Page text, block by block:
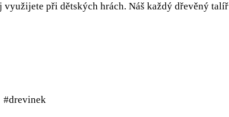
při dětských hrách. Náš každý dřevěný talíř
#drevinek